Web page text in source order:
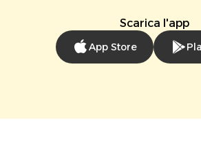
Scarica l'app
App Store